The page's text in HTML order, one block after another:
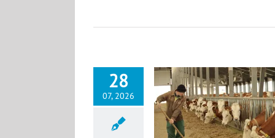
28
07, 2026
заманғы сиыр қораларда байлаусыз